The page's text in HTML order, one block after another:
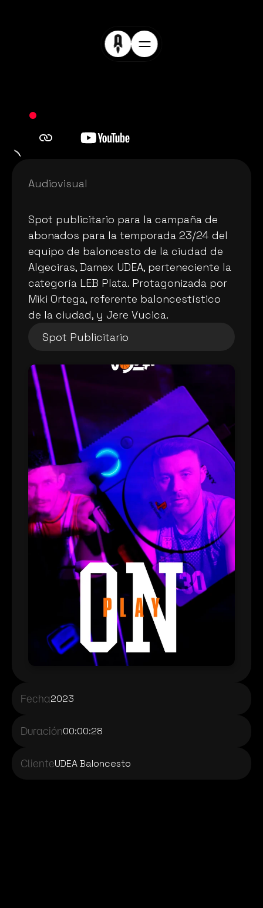
Audiovisual
P
l
ayO
n
Spot publicitario para la campaña de
abonados para la temporada 23/24 del
equipo de baloncesto de la ciudad de
Algeciras, Damex UDEA, perteneciente la
categoría LEB Plata. Protagonizada por
Miki Ortega, referente baloncestístico
de la ciudad, y Jere Vucica.
Spot Publicitario
Fecha2023
Duración00:00:28
ClienteUDEA Baloncesto